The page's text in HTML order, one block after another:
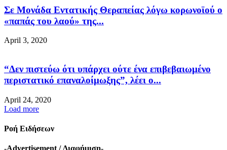
Σε Μονάδα Εντατικής Θεραπείας λόγω κορωνοϊού ο
«παπάς του λαού» της...
April 3, 2020
“Δεν πιστεύω ότι υπάρχει ούτε ένα επιβεβαιωμένο
περιστατικό επαναλοίμωξης”, λέει ο...
April 24, 2020
Load more
Ροή Ειδήσεων